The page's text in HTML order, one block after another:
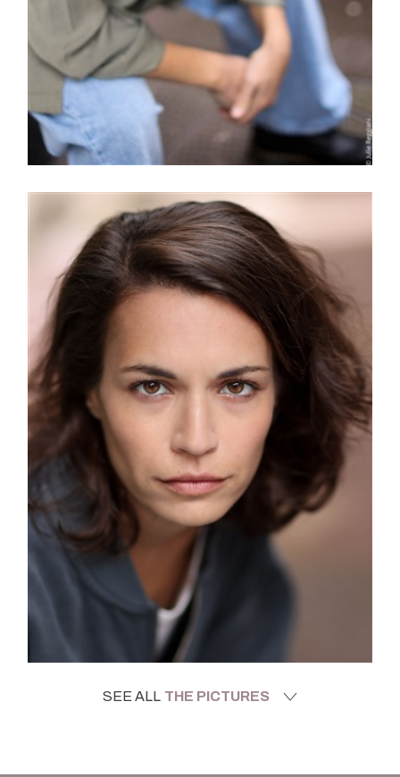
SEE ALL THE PICTURES